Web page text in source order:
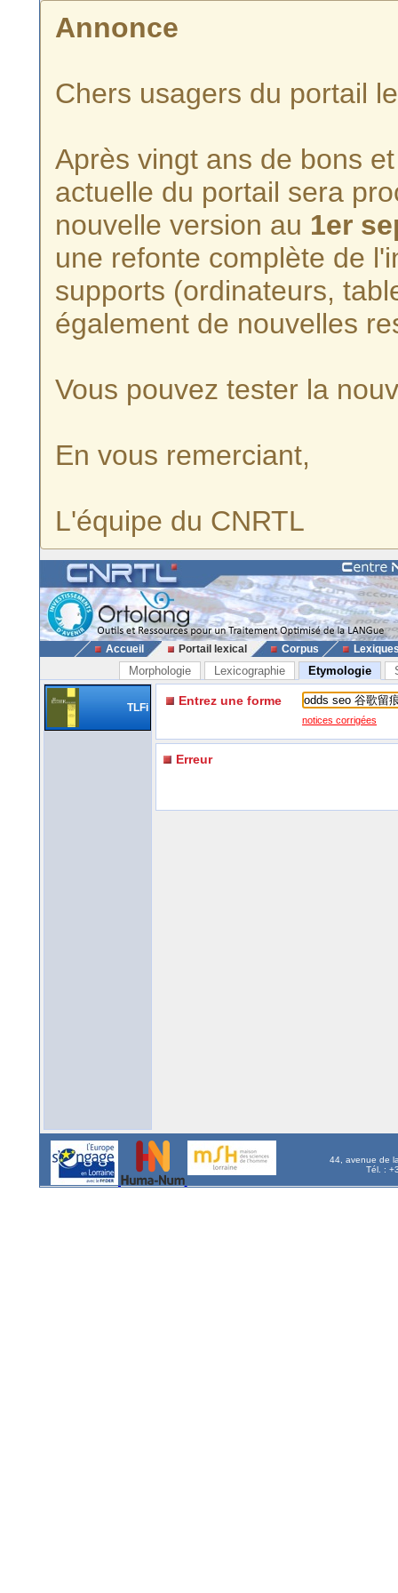
Annonce
Chers usagers du portail
Après vingt ans de bons
actuelle du portail sera
nouvelle version au 1er
une refonte complète de
supports (ordinateurs,
également de nouvelles
Vous pouvez tester la
En vous remerciant,
L'équipe du CNRTL
Accueil Portail lexical Corpus
Morphologie Lexicographie Etymologie
TLFi Entrez une forme
notices corrigées
Erreur
44, avenue de
Tél. :